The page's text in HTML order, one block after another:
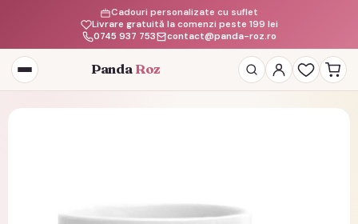
Livrare gratuită la comenzi peste 199 lei
Cadouri personalizate cu suflet
0745 937 753
contact@panda-roz.ro
Deschide
meniul
Panda Roz